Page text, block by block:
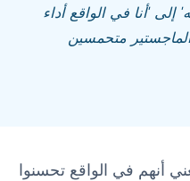
'أنا في الواقع أداء
الرياضيين الماجستير متحمسين
مما يعني أنهم في الواقع تحسنوا